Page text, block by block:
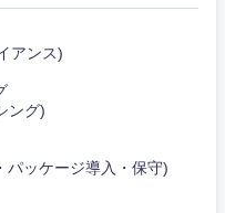
アンス)
ング)
パッケージ導入・保守)